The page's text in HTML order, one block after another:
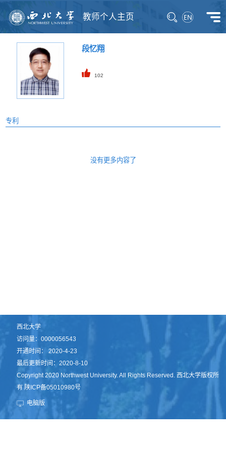
教师个人主页
段忆翔
102
专利
没有更多内容了
西北大学
访问量：0000056543
开通时间：2020-4-23
最后更新时间：2020-8-10
Copyright 2020 Northwest University. All Rights Reserved. 西北大学版权所
有 陕ICP备05010980号
电脑版